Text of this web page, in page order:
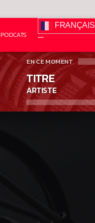
PODCATS
FRANÇAIS
EN CE MOMENT
TITRE
ARTISTE